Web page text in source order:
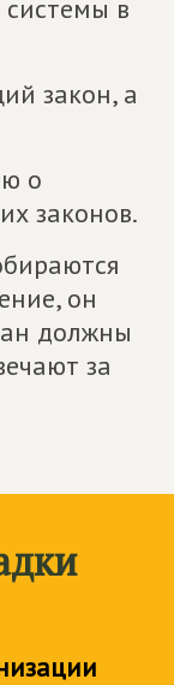
в
закон, а
о
законов.
он
должны
за